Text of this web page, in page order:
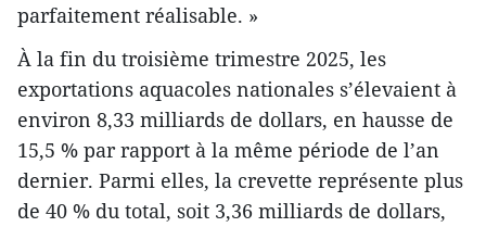
parfaitement réalisable. »
À la fin du troisième trimestre 2025, les
exportations aquacoles nationales s’élevaient à
environ 8,33 milliards de dollars, en hausse de
15,5 % par rapport à la même période de l’an
dernier. Parmi elles, la crevette représente plus
de 40 % du total, soit 3,36 milliards de dollars,